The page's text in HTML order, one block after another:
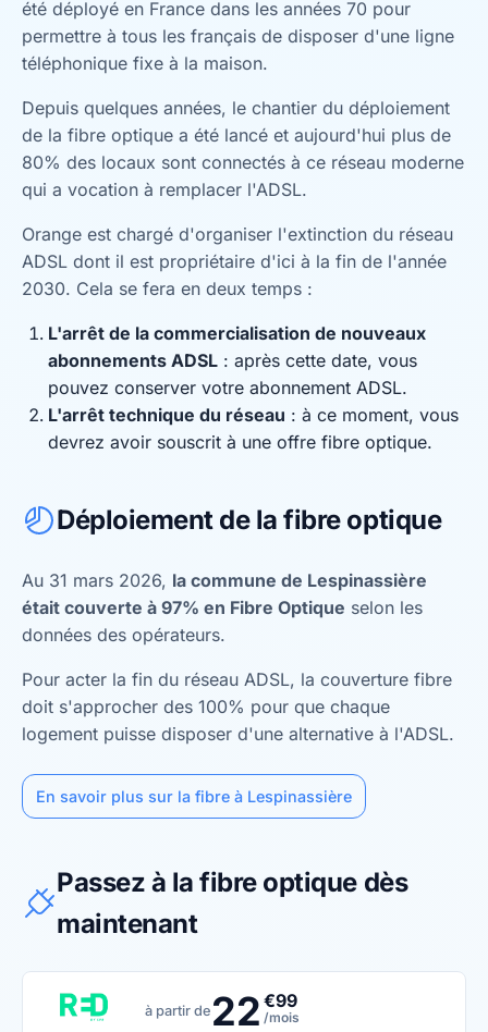
été déployé en France dans les années 70 pour
permettre à tous les français de disposer d'une ligne
téléphonique fixe à la maison.
Depuis quelques années, le chantier du déploiement
de la fibre optique a été lancé et aujourd'hui plus de
80% des locaux sont connectés à ce réseau moderne
qui a vocation à remplacer l'ADSL.
Orange est chargé d'organiser l'extinction du réseau
ADSL dont il est propriétaire d'ici à la fin de l'année
2030. Cela se fera en deux temps :
L'arrêt de la commercialisation de nouveaux
abonnements ADSL : après cette date, vous
pouvez conserver votre abonnement ADSL.
L'arrêt technique du réseau : à ce moment, vous
devrez avoir souscrit à une offre fibre optique.
Déploiement de la fibre optique
Au 31 mars 2026, la commune de Lespinassière
était couverte à 97% en Fibre Optique selon les
données des opérateurs.
Pour acter la fin du réseau ADSL, la couverture fibre
doit s'approcher des 100% pour que chaque
logement puisse disposer d'une alternative à l'ADSL.
En savoir plus sur la fibre à Lespinassière
Passez à la fibre optique dès
maintenant
à partir de 22 €99
/mois